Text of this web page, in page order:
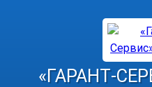
«ГАРАНТ-